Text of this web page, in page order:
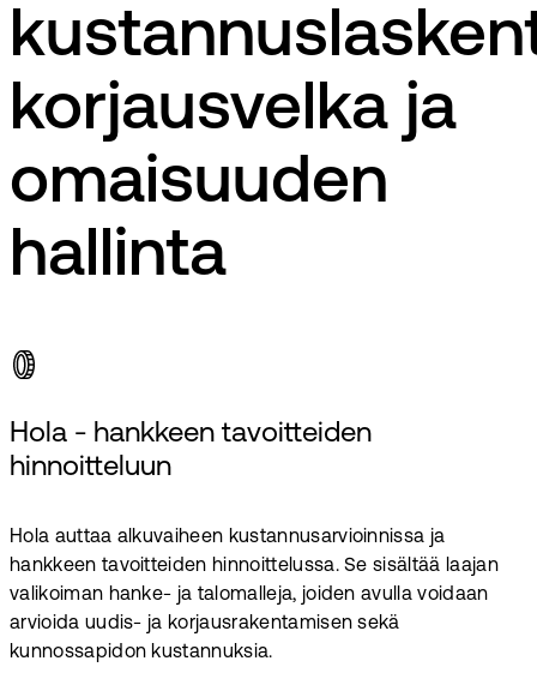
korjausvelka ja
omaisuuden
hallinta
Hola - hankkeen tavoitteiden
hinnoitteluun
Hola auttaa alkuvaiheen kustannusarvioinnissa ja
hankkeen tavoitteiden hinnoittelussa. Se sisältää laajan
valikoiman hanke- ja talomalleja, joiden avulla voidaan
arvioida uudis- ja korjausrakentamisen sekä
kunnossapidon kustannuksia.